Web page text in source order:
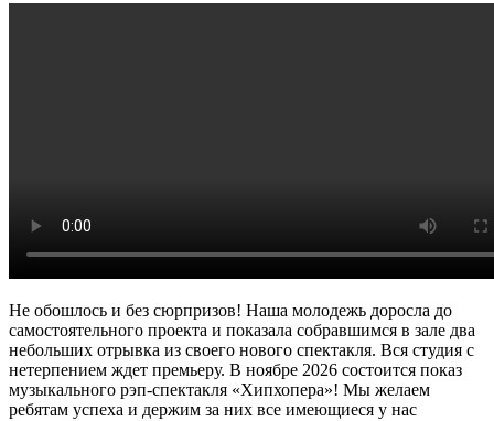
Не обошлось и без сюрпризов! Наша молодежь доросла до
самостоятельного проекта и показала собравшимся в зале два
небольших отрывка из своего нового спектакля. Вся студия с
нетерпением ждет премьеру. В ноябре 2026 состоится показ
музыкального рэп-спектакля «Хипхопера»! Мы желаем
ребятам успеха и держим за них все имеющиеся у нас